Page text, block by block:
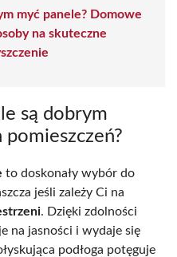
myć panele? Domowe
na skuteczne
są dobrym
to doskonały wybór do
jeśli zależy Ci na
. Dzięki zdolności
na jasności i wydaje się
podłoga potęguje